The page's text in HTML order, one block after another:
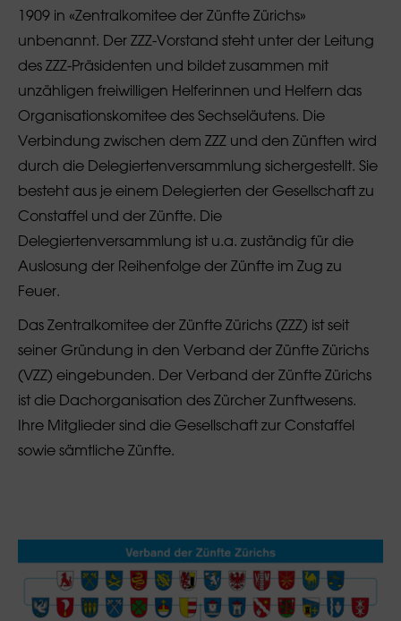
1909 in «Zentralkomitee der Zünfte Zürichs»
unbenannt. Der ZZZ-Vorstand steht unter der Leitung
des ZZZ-Präsidenten und bildet zusammen mit
unzähligen freiwilligen Helferinnen und Helfern das
Organisationskomitee des Sechseläutens. Die
Verbindung zwischen dem ZZZ und den Zünften wird
durch die Delegiertenversammlung sichergestellt. Sie
besteht aus je einem Delegierten der Gesellschaft zu
Constaffel und der Zünfte. Die
Delegiertenversammlung ist u.a. zuständig für die
Auslosung der Reihenfolge der Zünfte im Zug zu
Feuer.
Das Zentralkomitee der Zünfte Zürichs (ZZZ) ist seit
seiner Gründung in den Verband der Zünfte Zürichs
(VZZ) eingebunden. Der Verband der Zünfte Zürichs
ist die Dachorganisation des Zürcher Zunftwesens.
Ihre Mitglieder sind die Gesellschaft zur Constaffel
sowie sämtliche Zünfte.